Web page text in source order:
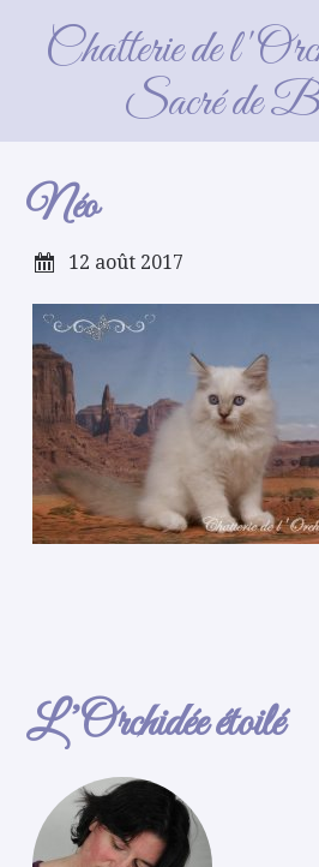
Chatterie de
Sacré de
Néo
Néo
12 août 2017
L’Orchidée étoilé